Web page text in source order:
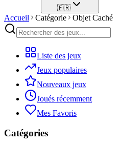
🇫🇷
Accueil Catégorie Objet Caché
Liste des jeux
Jeux populaires
Nouveaux jeux
Joués récemment
Mes Favoris
Catégories